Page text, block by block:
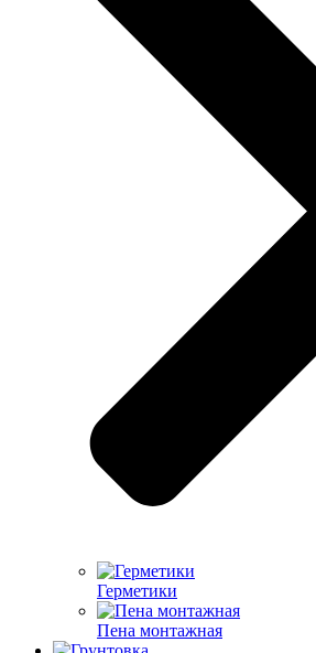
Герметики
Пена монтажная